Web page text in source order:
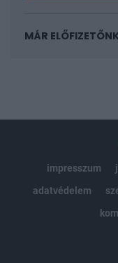
MÁR
impresszum
adatvédelem